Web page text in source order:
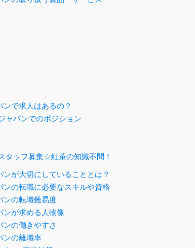
で求人はあるの？
ャパンでのポジション
タッフ募集☆紅茶の知識不問！
が大切にしていることとは？
の転職に必要なスキルや資格
ンの転職難易度
ンが求める人物像
ンの働きやすさ
ンの離職率